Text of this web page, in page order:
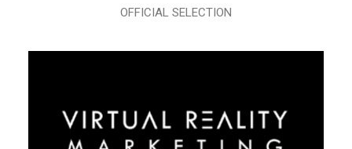
OFFICIAL SELECTION